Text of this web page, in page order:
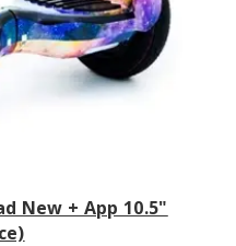
New + App 10.5"